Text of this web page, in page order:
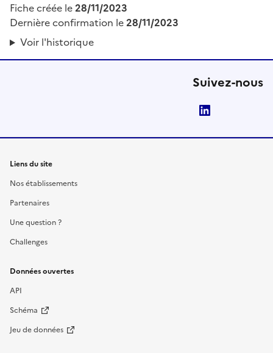
Fiche créée le28/11/2023
Dernière confirmation le28/11/2023
Voir l'historique
Suivez-nous
Liens du site
Nos établissements
Partenaires
Une question ?
Challenges
Données ouvertes
API
Schéma
Jeu de données